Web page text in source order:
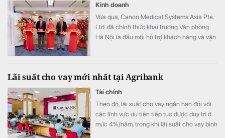
Kinh doanh
Vừa qua, Canon Medical Systems Asia Pte.
Ltd. đã chính thức khai trương Văn phòng
Hà Nội là đầu mối hỗ trợ khách hàng và vận
Lãi suất cho vay mới nhất tại Agribank
Tài chính
Theo đó, lãi suất cho vay ngắn hạn đối với
các lĩnh vực ưu tiên tiếp tục được duy trì ở
mức 4%/năm, trong khi lãi suất cho vay bình